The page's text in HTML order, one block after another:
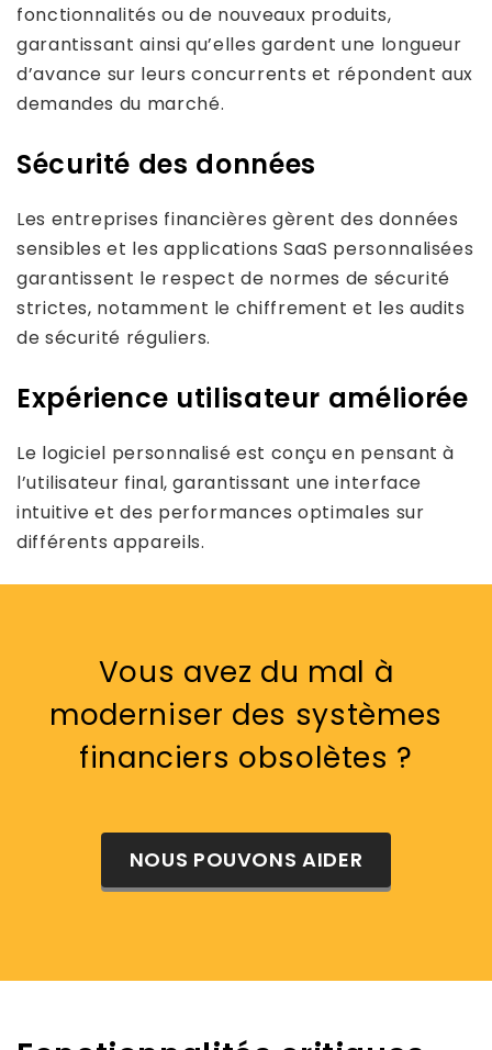
fonctionnalités ou de nouveaux produits,
garantissant ainsi qu’elles gardent une longueur
d’avance sur leurs concurrents et répondent aux
demandes du marché.
Sécurité des données
Les entreprises financières gèrent des données
sensibles et les applications SaaS personnalisées
garantissent le respect de normes de sécurité
strictes, notamment le chiffrement et les audits
de sécurité réguliers.
Expérience utilisateur améliorée
Le logiciel personnalisé est conçu en pensant à
l’utilisateur final, garantissant une interface
intuitive et des performances optimales sur
différents appareils.
Vous avez du mal à
moderniser des systèmes
financiers obsolètes ?
NOUS POUVONS AIDER